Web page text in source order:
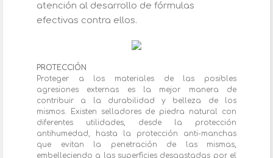
atención al desarrollo de fórmulas
efectivas contra ellos.
PROTECCIÓN
Proteger a los materiales de las posibles
agresiones externas es la mejor manera de
contribuir a la durabilidad y belleza de los
mismos. Existen selladores de piedra natural con
diferentes utilidades, desde la protección
antihumedad, hasta la protección anti-manchas
que evitan la penetración de las mismas,
embelleciendo a las superficies desgastadas por el